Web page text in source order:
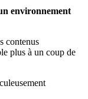
environnement
contenus
plus à un coup de